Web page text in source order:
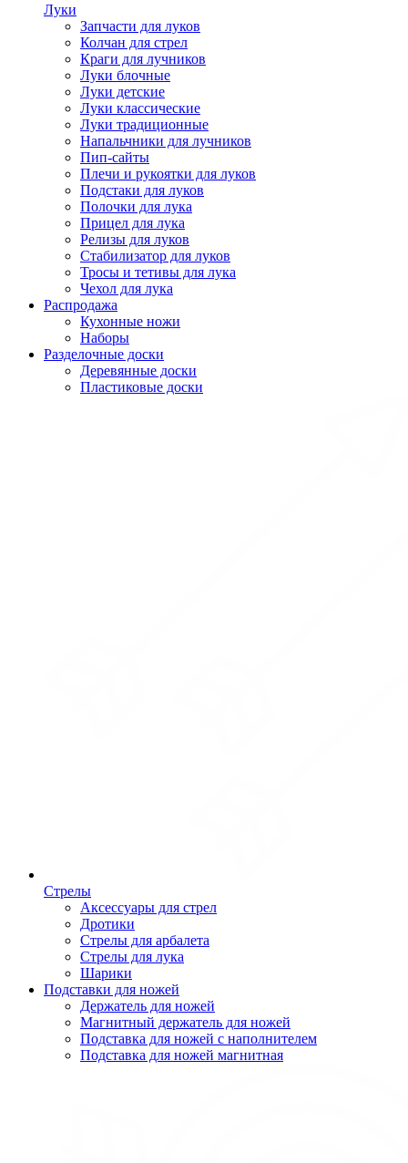
Луки
Запчасти для луков
Колчан для стрел
Краги для лучников
Луки блочные
Луки детские
Луки классические
Луки традиционные
Напальчники для лучников
Пип-сайты
Плечи и рукоятки для луков
Подстаки для луков
Полочки для лука
Прицел для лука
Релизы для луков
Стабилизатор для луков
Тросы и тетивы для лука
Чехол для лука
Распродажа
Кухонные ножи
Наборы
Разделочные доски
Деревянные доски
Пластиковые доски
Стрелы
Аксессуары для стрел
Дротики
Стрелы для арбалета
Стрелы для лука
Шарики
Подставки для ножей
Держатель для ножей
Магнитный держатель для ножей
Подставка для ножей с наполнителем
Подставка для ножей магнитная